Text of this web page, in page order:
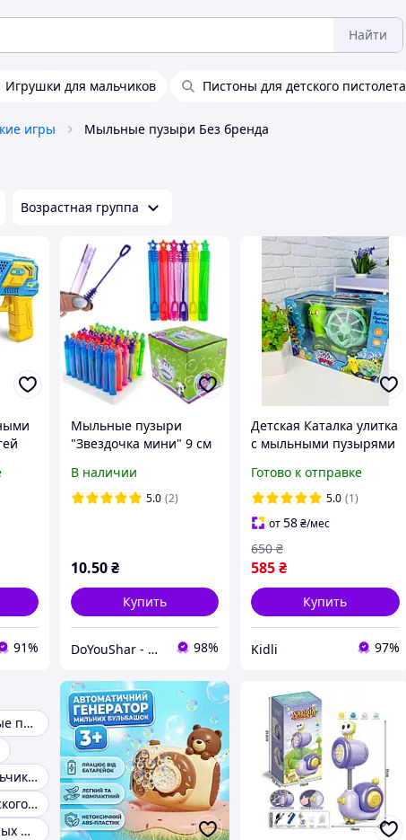
Найти
Игрушки для мальчиков Пистоны для детского пистолета
игры Мыльные пузыри Без бренда
Возрастная группа
91%
Мыльные пузыри
"Звездочка мини" 9 см
В наличии
5.0 (2)
10.50₴
Купить
DoYouShar - интернет-магазин товаров для праздника 98%
Детская Каталка улитка
с мыльными пузырями
Подсветкой Ручкой и
Мыльным раствором
Игрушка для детей
Готово к отправке
5.0 (1)
от58₴/мес
585₴
650 ₴
Купить
Kidli 97%
Пистолет-мыльные пузыри
Игрушки для мальчиков
Пистоны для детского пистолета
Генератор мыльных пузырей